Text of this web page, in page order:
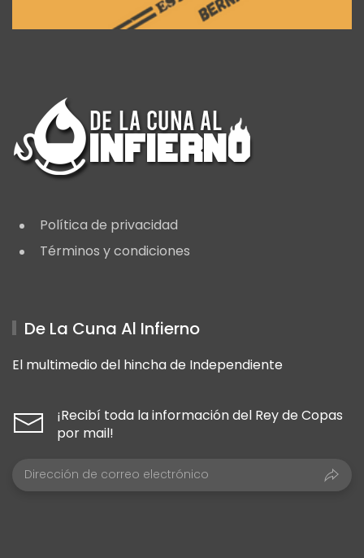
Política de privacidad
Términos y condiciones
De La Cuna Al Infierno
El multimedio del hincha de Independiente
¡Recibí toda la información del Rey de Copas
por mail!